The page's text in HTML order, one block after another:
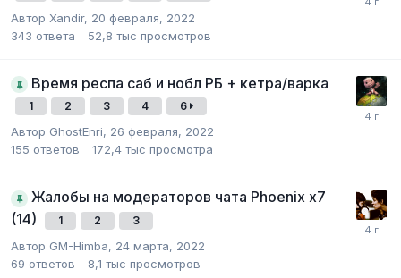
Автор Xandir, 20 февраля, 2022
343 ответа 52,8 тыс просмотров
Время респа саб и нобл РБ + кетра/варка
1 2 3 4 6
Автор GhostEnri, 26 февраля, 2022
155 ответов 172,4 тыс просмотра
Жалобы на модераторов чата Phoenix x7
(14)
1 2 3
Автор GM-Himba, 24 марта, 2022
69 ответов 8,1 тыс просмотров